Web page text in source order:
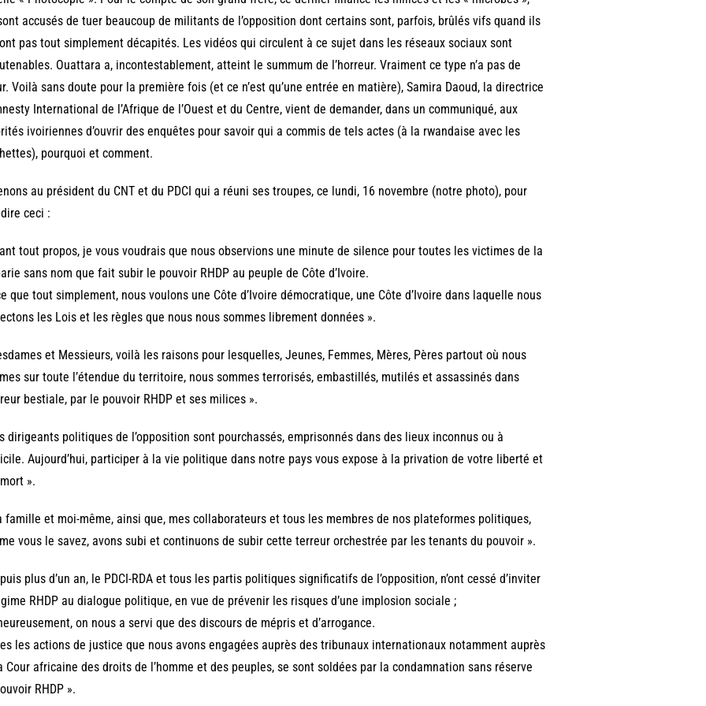
accusés de tuer beaucoup de militants de l’opposition dont certains sont, parfois, brûlés vifs quand ils
pas tout simplement décapités. Les vidéos qui circulent à ce sujet dans les réseaux sociaux sont
Ouattara a, incontestablement, atteint le summum de l’horreur. Vraiment ce type n’a pas de
Voilà sans doute pour la première fois (et ce n’est qu’une entrée en matière), Samira Daoud, la directrice
International de l’Afrique de l’Ouest et du Centre, vient de demander, dans un communiqué, aux
ivoiriennes d’ouvrir des enquêtes pour savoir qui a commis de tels actes (à la rwandaise avec les
pourquoi et comment.
au président du CNT et du PDCI qui a réuni ses troupes, ce lundi, 16 novembre (notre photo), pour
ceci :
tout propos, je vous voudrais que nous observions une minute de silence pour toutes les victimes de la
sans nom que fait subir le pouvoir RHDP au peuple de Côte d’Ivoire.
que tout simplement, nous voulons une Côte d’Ivoire démocratique, une Côte d’Ivoire dans laquelle nous
les Lois et les règles que nous nous sommes librement données ».
et Messieurs, voilà les raisons pour lesquelles, Jeunes, Femmes, Mères, Pères partout où nous
sur toute l’étendue du territoire, nous sommes terrorisés, embastillés, mutilés et assassinés dans
bestiale, par le pouvoir RHDP et ses milices ».
dirigeants politiques de l’opposition sont pourchassés, emprisonnés dans des lieux inconnus ou à
Aujourd’hui, participer à la vie politique dans notre pays vous expose à la privation de votre liberté et
».
famille et moi-même, ainsi que, mes collaborateurs et tous les membres de nos plateformes politiques,
vous le savez, avons subi et continuons de subir cette terreur orchestrée par les tenants du pouvoir ».
plus d’un an, le PDCI-RDA et tous les partis politiques significatifs de l’opposition, n’ont cessé d’inviter
RHDP au dialogue politique, en vue de prévenir les risques d’une implosion sociale ;
on nous a servi que des discours de mépris et d’arrogance.
les actions de justice que nous avons engagées auprès des tribunaux internationaux notamment auprès
Cour africaine des droits de l’homme et des peuples, se sont soldées par la condamnation sans réserve
RHDP ».